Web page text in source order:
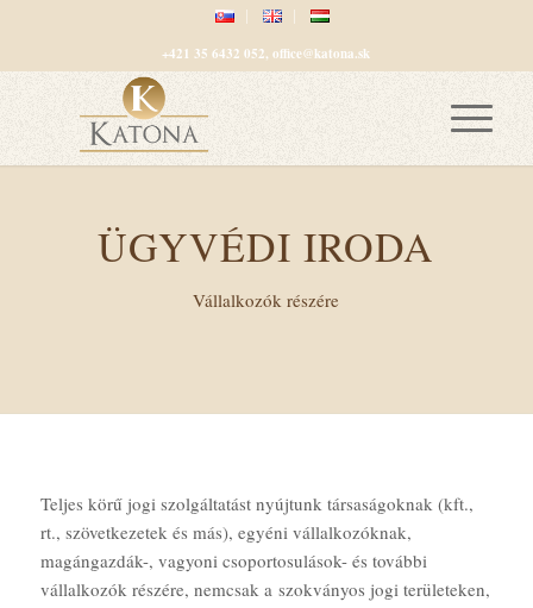
+421 35 6432 052, office@katona.sk
ÜGYVÉDI IRODA
Vállalkozók részére
Teljes körű jogi szolgáltatást nyújtunk társaságoknak (kft.,
rt., szövetkezetek és más), egyéni vállalkozóknak,
magángazdák-, vagyoni csoportosulások- és további
vállalkozók részére, nemcsak a szokványos jogi területeken,